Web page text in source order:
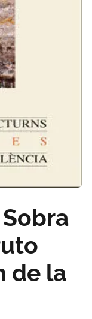
de la